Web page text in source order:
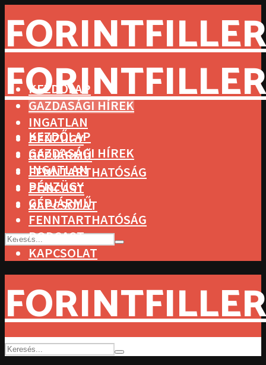
KEZDŐLAP
GAZDASÁGI HÍREK
INGATLAN
PÉNZÜGY
GÉPJÁRMŰ
FENNTARTHATÓSÁG
PODCAST
KAPCSOLAT
KEZDŐLAP
GAZDASÁGI HÍREK
INGATLAN
PÉNZÜGY
GÉPJÁRMŰ
FENNTARTHATÓSÁG
PODCAST
KAPCSOLAT